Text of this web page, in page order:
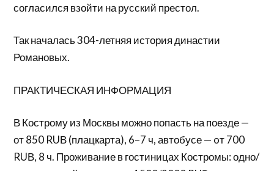
согласился взойти на русский престол.
Так началась 304-летняя история династии
Романовых.
ПРАКТИЧЕСКАЯ ИНФОРМАЦИЯ
В Кострому из Москвы можно попасть на поезде —
от 850 RUВ (плацкарта), 6–7 ч, автобусе — oт 700
RUВ, 8 ч. Проживание в гостиницах Костромы: одно/